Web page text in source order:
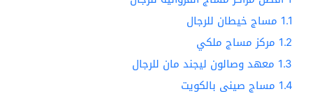
1.1 مساج خيطان للرجال
1.2 مركز مساج ملكي
1.3 معهد وصالون ليجند مان للرجال
1.4 مساج صينى بالكويت